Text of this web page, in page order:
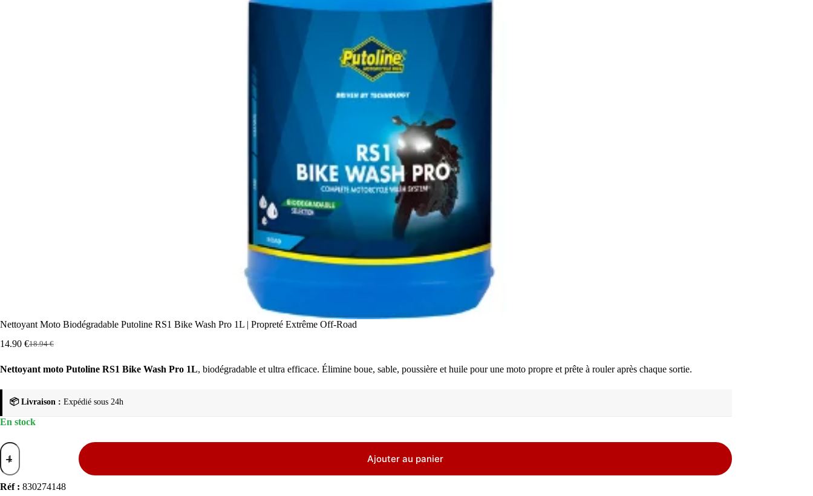
Nettoyant Moto Biodégradable Putoline RS1 Bike Wash Pro 1L | Propreté Extrême Off-Road
18.94€
Le
initial
14.90 €Le
actuel
Nettoyant moto Putoline RS1 Bike Wash Pro 1L, biodégradable et ultra efficace. Élimine boue, sable, poussière et huile pour une moto propre et prête à rouler après chaque sortie.
📦 Livraison : Expédié sous 24h
En stock
quantité
de
Nettoyant
Moto
Biodégradable
Ajouter au panier
Réf : 830274148